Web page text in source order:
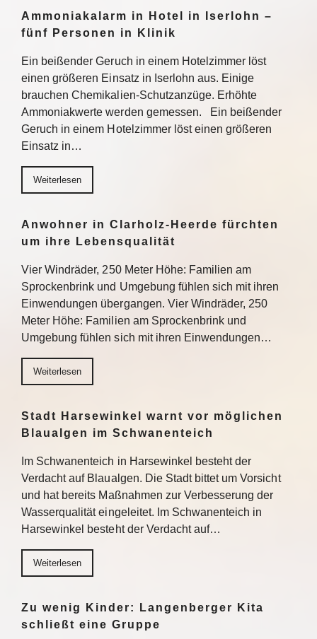
Ammoniakalarm in Hotel in Iserlohn –
fünf Personen in Klinik
Ein beißender Geruch in einem Hotelzimmer löst
einen größeren Einsatz in Iserlohn aus. Einige
brauchen Chemikalien-Schutzanzüge. Erhöhte
Ammoniakwerte werden gemessen. Ein beißender
Geruch in einem Hotelzimmer löst einen größeren
Einsatz in…
Weiterlesen
Anwohner in Clarholz-Heerde fürchten
um ihre Lebensqualität
Vier Windräder, 250 Meter Höhe: Familien am
Sprockenbrink und Umgebung fühlen sich mit ihren
Einwendungen übergangen. Vier Windräder, 250
Meter Höhe: Familien am Sprockenbrink und
Umgebung fühlen sich mit ihren Einwendungen…
Weiterlesen
Stadt Harsewinkel warnt vor möglichen
Blaualgen im Schwanenteich
Im Schwanenteich in Harsewinkel besteht der
Verdacht auf Blaualgen. Die Stadt bittet um Vorsicht
und hat bereits Maßnahmen zur Verbesserung der
Wasserqualität eingeleitet. Im Schwanenteich in
Harsewinkel besteht der Verdacht auf…
Weiterlesen
Zu wenig Kinder: Langenberger Kita
schließt eine Gruppe